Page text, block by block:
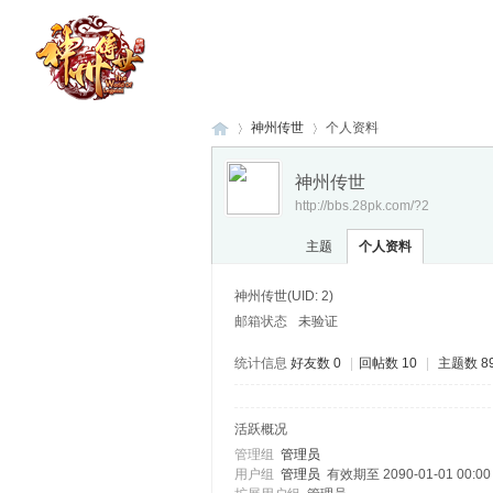
神州传世 个人资料
神州传世
http://bbs.28pk.com/?2
主题 个人资料
神州传世(UID: 2)
邮箱状态
未验证
统计信息 好友数 0 回帖数 10 主题数
活跃概况
管理组 管理员
用户组 管理员 有效期至 2090-01-01 00:00